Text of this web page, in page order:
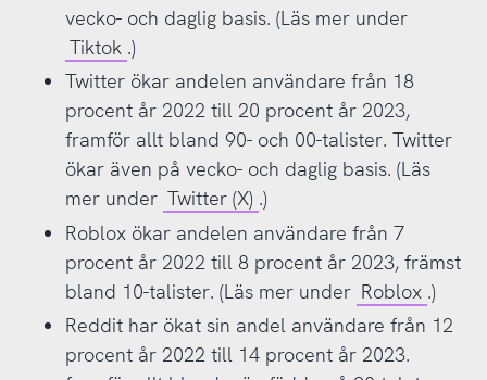
vännerna delar. Be Real började bli populär i
Sverige under 2022.
Mastodon
är en så kallad mikroblogg som
påminner mycket om Twitter. Den största
skillnaden är att Mastodon inte har någon
central styrning utan består av flera olika så
kallade "instanser" som kan kommunicera
med varandra. Varje användare har ett konto
på någon av dessa instanser.
Jodelär en mobilapp för delning av
textmaterial och bilder, ursprungligen
utformad för studenter. Tjänsten ger
information om vad folk skriver och delar
vecko- och daglig basis. (Läs mer under
Tiktok .)
Twitter ökar andelen användare från 18
procent år 2022 till 20 procent år 2023,
framför allt bland 90- och 00-talister. Twitter
ökar även på vecko- och daglig basis. (Läs
mer under Twitter (X) .)
Roblox ökar andelen användare från 7
procent år 2022 till 8 procent år 2023, främst
bland 10-talister. (Läs mer under Roblox .)
Reddit har ökat sin andel användare från 12
procent år 2022 till 14 procent år 2023.